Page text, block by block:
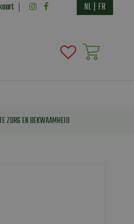
ZORG EN BEKWAAMHEID
NL | FR